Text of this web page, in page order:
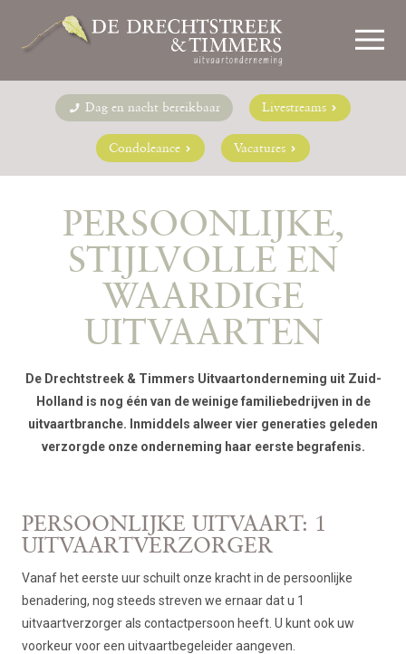
Dag en nacht bereikbaar Livestreams
Condoleance Vacatures
PERSOONLIJKE,
STIJLVOLLE EN
WAARDIGE
UITVAARTEN
De Drechtstreek & Timmers Uitvaartonderneming uit Zuid-
Holland is nog één van de weinige familiebedrijven in de
uitvaartbranche. Inmiddels alweer vier generaties geleden
verzorgde onze onderneming haar eerste begrafenis.
PERSOONLIJKE UITVAART: 1
UITVAARTVERZORGER
Vanaf het eerste uur schuilt onze kracht in de persoonlijke
benadering, nog steeds streven we ernaar dat u 1
uitvaartverzorger als contactpersoon heeft. U kunt ook uw
voorkeur voor een uitvaartbegeleider aangeven.